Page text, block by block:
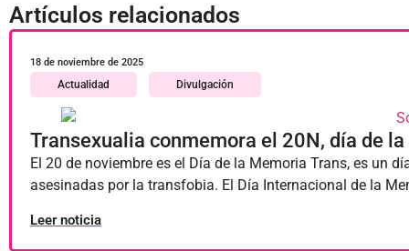
Artículos relacionados
18 de noviembre de 2025
Actualidad Divulgación
Transexualia conmemora el 20N, día de
El 20 de noviembre es el Día de la Memoria Trans, es un
asesinadas por la transfobia. El Día Internacional de la
Leer noticia